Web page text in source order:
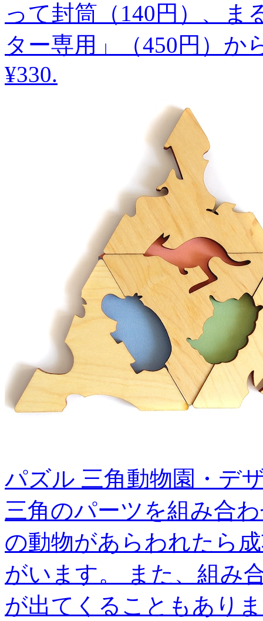
って封筒（140円）、ま
ター専用」（450円）か
¥330.
パズル 三角動物園・デ
三角のパーツを組み合
の動物があらわれたら
がいます。 また、組み
が出てくることもあり